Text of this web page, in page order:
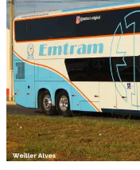
e-
mail